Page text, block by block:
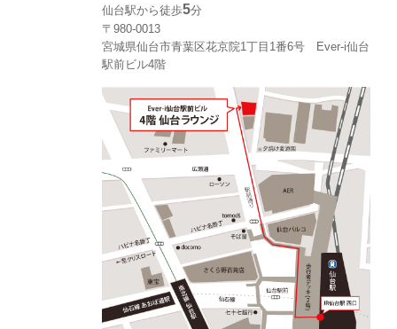
仙台駅から徒歩5分
〒980-0013
宮城県仙台市青葉区花京院1丁目1番6号 Ever-i仙台
駅前ビル4階